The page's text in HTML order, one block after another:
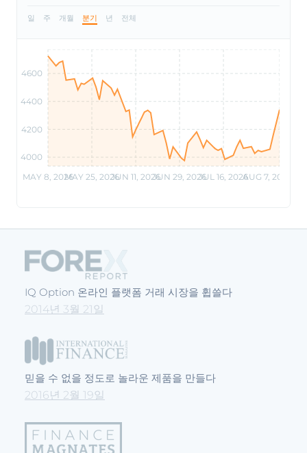
일 주 개월 분기 년 전체
4000
4200
4400
4600
MAY 8, 2026MAY 25, 2026JUN 11, 2026JUN 29, 2026JUL 16, 2026AUG 7, 2026
IQ Option 온라인 플랫폼 거래 시장을 휩쓸다
2014년 3월 21일
믿을 수 없을 정도로 놀라운 제품을 만들다
2016년 2월 19일